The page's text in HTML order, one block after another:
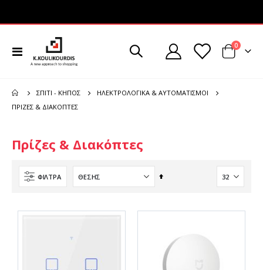
Εναλλαγή
Πλοήγησης
Cart
0
ΣΠΊΤΙ - ΚΉΠΟΣ
ΗΛΕΚΤΡΟΛΟΓΙΚΆ & ΑΥΤΟΜΑΤΙΣΜΟΊ
ΠΡΊΖΕΣ & ΔΙΑΚΌΠΤΕΣ
Πρίζες & Διακόπτες
ΦΊΛΤΡΑ
Φθίνουσα